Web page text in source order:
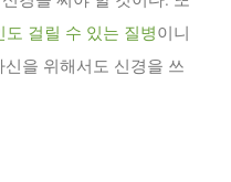
걸릴 수 있는 질병이니
을 위해서도 신경을 쓰